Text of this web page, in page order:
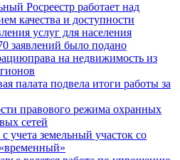
Росреестр работает над
качества и доступности
услуг для населения
заявлений было подано
на недвижимость из
палата подвела итоги работы за
правового режима охранных
сетей
учета земельный участок со